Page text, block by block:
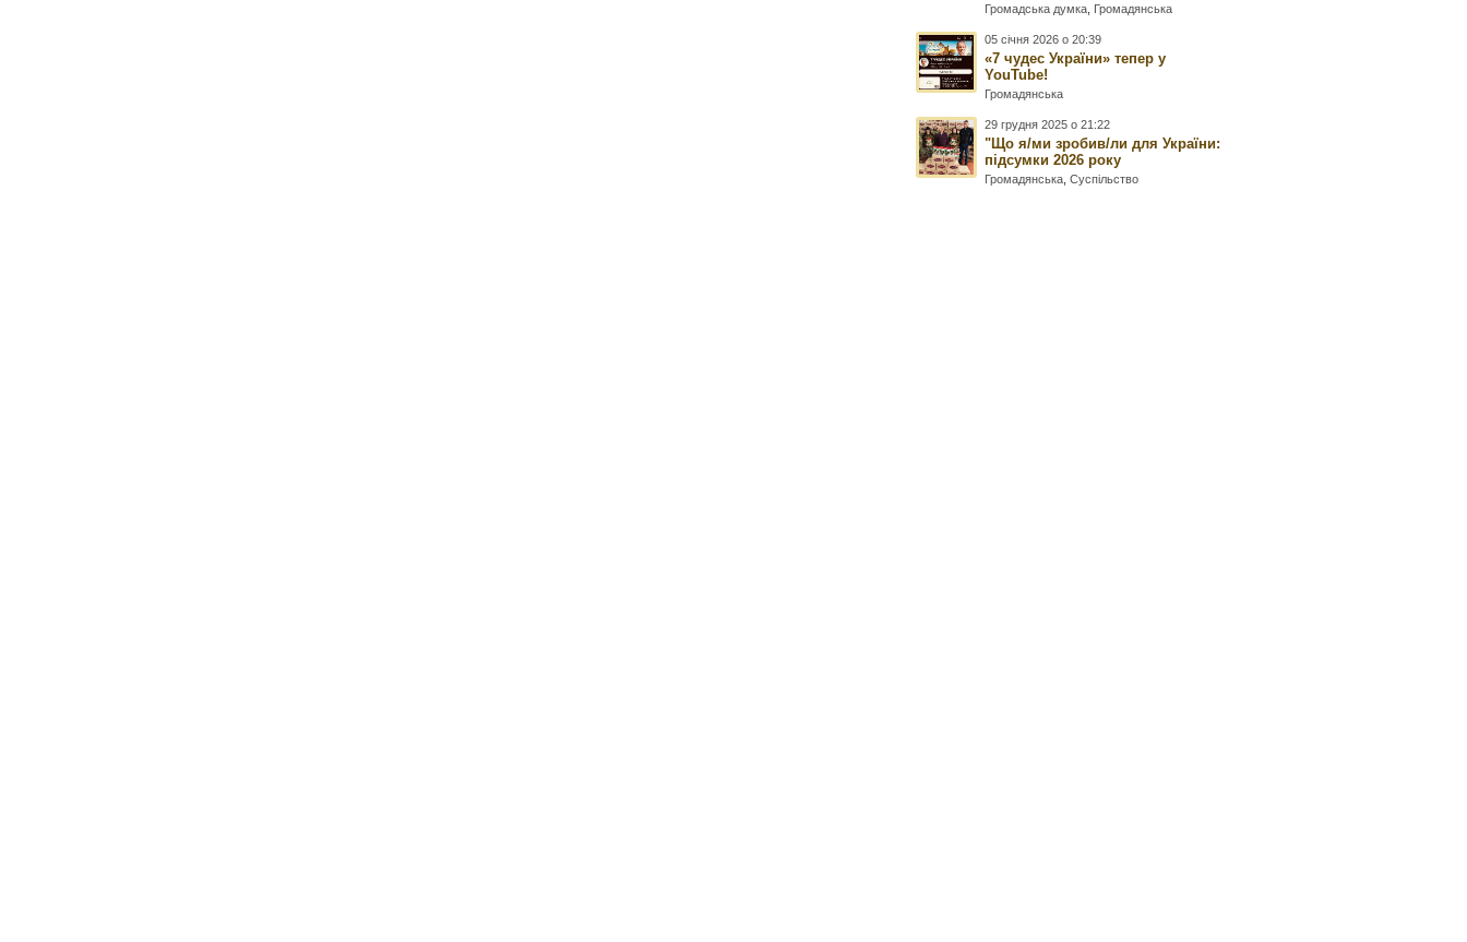
Громадська думка Громадянська
05 січня 2026 о 20:39
«7 чудес України» тепер у
YouTube!
Громадянська
29 грудня 2025 о 21:22
"Що я/ми зробив/ли для України:
підсумки 2026 року
Громадянська ,Суспільство